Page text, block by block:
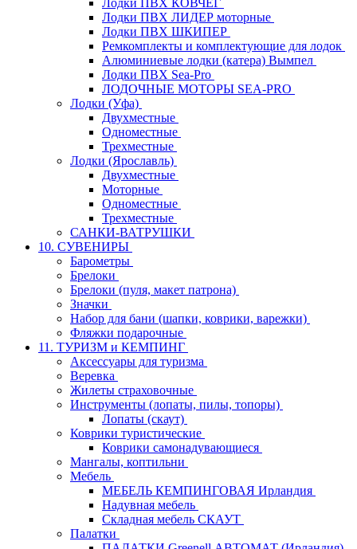
Лодки ПВХ ЛИДЕР моторные
Лодки ПВХ ШКИПЕР
Ремкомплекты и комплектующие для лодок
Алюминиевые лодки (катера) Вымпел
Лодки ПВХ Sea-Pro
ЛОДОЧНЫЕ МОТОРЫ SEA-PRO
Лодки (Уфа)
Двухместные
Одноместные
Трехместные
Лодки (Ярославль)
Двухместные
Моторные
Одноместные
Трехместные
САНКИ-ВАТРУШКИ
10. СУВЕНИРЫ
Барометры
Брелоки
Брелоки (пуля, макет патрона)
Значки
Набор для бани (шапки, коврики, варежки)
Фляжки подарочные
11. ТУРИЗМ и КЕМПИНГ
Аксессуары для туризма
Веревка
Жилеты страховочные
Инструменты (лопаты, пилы, топоры)
Лопаты (скаут)
Коврики туристические
Коврики самонадувающиеся
Мангалы, коптильни
Мебель
МЕБЕЛЬ КЕМПИНГОВАЯ Ирландия
Надувная мебель
Складная мебель СКАУТ
Палатки